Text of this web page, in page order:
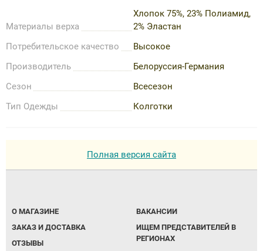
Материалы верха
Хлопок 75%, 23% Полиамид,
2% Эластан
Потребительское качество
Высокое
Производитель
Белоруссия-Германия
Сезон
Всесезон
Тип Одежды
Колготки
Полная версия сайта
О МАГАЗИНЕ
ЗАКАЗ И ДОСТАВКА
ОТЗЫВЫ
ВАКАНСИИ
ИЩЕМ ПРЕДСТАВИТЕЛЕЙ В
РЕГИОНАХ